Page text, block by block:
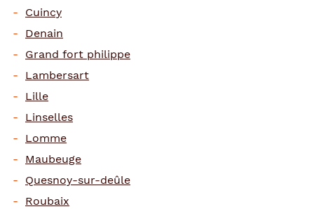
Cuincy
Denain
Grand fort philippe
Lambersart
Lille
Linselles
Lomme
Maubeuge
Quesnoy-sur-deûle
Roubaix